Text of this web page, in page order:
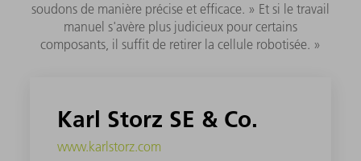
soudons de manière précise et efficace. » Et si le travail
manuel s'avère plus judicieux pour certains
composants, il suffit de retirer la cellule robotisée. »
Karl Storz SE & Co.
www.karlstorz.com